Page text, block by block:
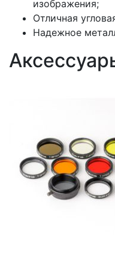
изображения;
Отличная
Надежное